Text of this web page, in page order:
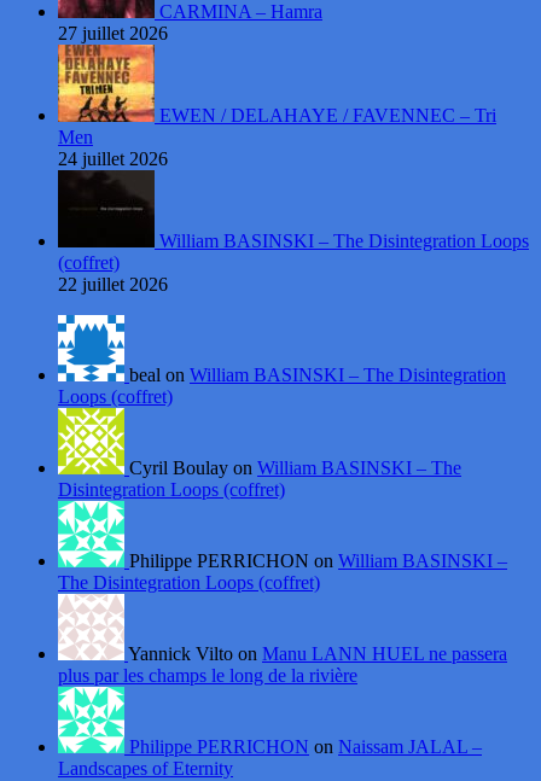
CARMINA – Hamra
27 juillet 2026
EWEN / DELAHAYE / FAVENNEC – Tri
Men
24 juillet 2026
William BASINSKI – The Disintegration Loops
(coffret)
22 juillet 2026
beal on William BASINSKI – The Disintegration
Loops (coffret)
Cyril Boulay on William BASINSKI – The
Disintegration Loops (coffret)
Philippe PERRICHON on William BASINSKI –
The Disintegration Loops (coffret)
Yannick Vilto on Manu LANN HUEL ne passera
plus par les champs le long de la rivière
Philippe PERRICHON on Naissam JALAL –
Landscapes of Eternity